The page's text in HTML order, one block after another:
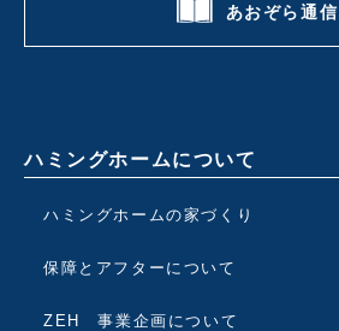
あおぞら通信
ハミングホームについて
ハミングホームの家づくり
保障とアフターについて
ZEH 事業企画について